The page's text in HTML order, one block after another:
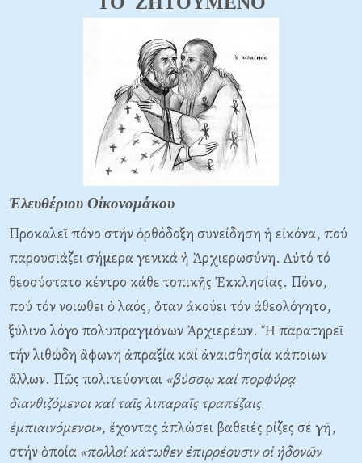
Ἐλευθέριου Οἰκονομάκου
Προκαλεῖ πόνο στήν ὀρθόδοξη συνείδηση ἡ εἰκόνα, πού
παρουσιάζει σήμερα γενικά ἡ Ἀρχιερωσύνη. Aὐτό τό
θεοσύστατο κέντρο κάθε τοπικῆς Ἐκκλησίας. Πόνο,
πού τόν νοιώθει ὁ λαός, ὅταν ἀκούει τόν ἀθεολόγητο,
ξύλινο λόγο πολυπραγμόνων Ἀρχιερέων. Ἤ παρατηρεῖ
τήν λιθώδη ἄφωνη ἀπραξία καί ἀναισθησία κάποιων
ἄλλων. Πῶς πολιτεύονται «βύσσῳ καί πορφύρᾳ
διανθιζόμενοι καί ταῖς λιπαραῖς τραπέζαις
ἐμπιαινόμενοι», ἔχοντας ἁπλώσει βαθειές ρίζες σέ γῆ,
στήν ὁποία «πολλοί κάτωθεν ἐπιρρέουσιν οἱ ἡδονῶν